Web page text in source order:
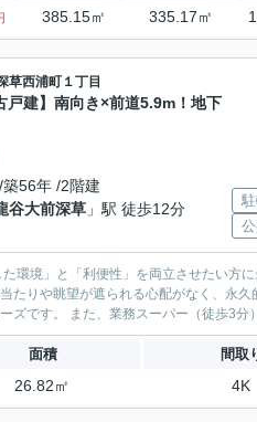
385.15㎡ 335.17㎡
草西浦町１丁目
戸建】南向き×前道5.9m！地下
56年 /2階建
谷大前深草 」駅 徒歩12分
環境」と「利便性」を両立させたい方
たりや眺望が遮られる心配がなく、永
境です。段差のない平坦地で、お車の出し入れもスムーズです
面積 間取
26.82㎡ 4K